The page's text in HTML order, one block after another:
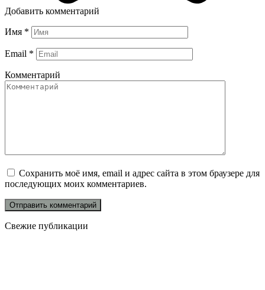
Добавить комментарий
Имя *
Email *
Комментарий
Сохранить моё имя, email и адрес сайта в этом браузере для
последующих моих комментариев.
Свежие публикации